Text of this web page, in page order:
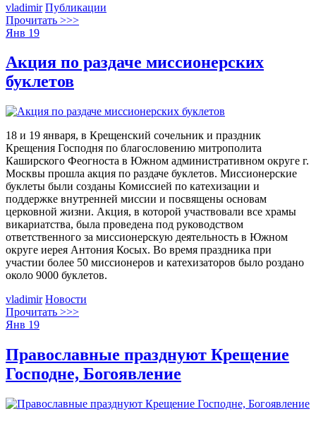
vladimir Публикации
Прочитать >>>
Янв 19
Акция по раздаче миссионерских
буклетов
18 и 19 января, в Крещенский сочельник и праздник
Крещения Господня по благословению митрополита
Каширского Феогноста в Южном административном округе г.
Москвы прошла акция по раздаче буклетов. Миссионерские
буклеты были созданы Комиссией по катехизации и
поддержке внутренней миссии и посвящены основам
церковной жизни. Акция, в которой участвовали все храмы
викариатства, была проведена под руководством
ответственного за миссионерскую деятельность в Южном
округе иерея Антония Косых. Во время праздника при
участии более 50 миссионеров и катехизаторов было роздано
около 9000 буклетов.
vladimir Новости
Прочитать >>>
Янв 19
Православные празднуют Крещение
Господне, Богоявление